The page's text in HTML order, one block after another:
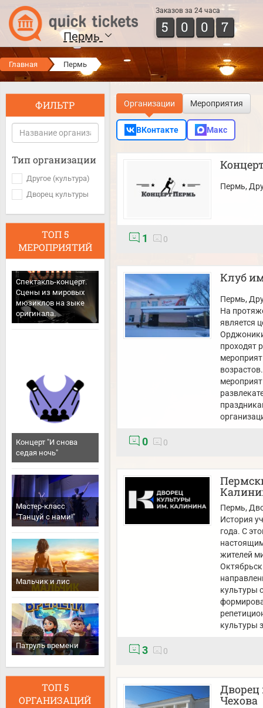
Пермь
Заказов за 24 часа
5 0 0 7
Главная Пермь
ФИЛЬТР
Тип организации
Другое (культура)
Дворец культуры
ТОП 5
МЕРОПРИЯТИЙ
Спектакль-концерт.
Сцены из мировых
мюзиклов на зыке
оригинала.
Концерт "И снова
седая ночь"
Мастер-класс
"Танцуй с нами!"
Мальчик и лис
Патруль времени
ТОП 5
ОРГАНИЗАЦИЙ
Организации Мероприятия
ВКонтакте Макс
Пермь,
1 0
Клуб
Пермь,
На
является
проходят
0 0
Пермь,
История
года. С
жителей
культуры
культуры
3 0
Дворец
Чехова